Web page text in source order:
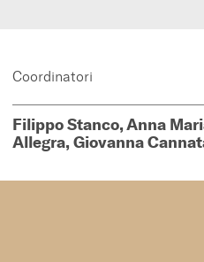
Coordinatori
Filippo Stanco, Anna
Allegra, Giovanna